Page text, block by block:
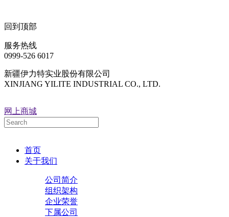
回到顶部
服务热线
0999-526 6017
新疆伊力特实业股份有限公司
XINJIANG YILITE INDUSTRIAL CO., LTD.
网上商城
首页
关于我们
公司简介
组织架构
企业荣誉
下属公司